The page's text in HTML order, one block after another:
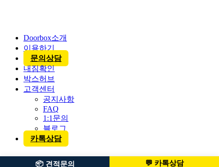
Doorbox소개
이용하기
문의상담
내짐확인
박스허브
고객센터
공지사항
FAQ
1:1문의
블로그
카톡상담
📦 견적문의 💬 카톡상담